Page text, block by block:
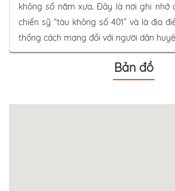
không số năm xưa. Đây là nơi ghi nhớ
chiến sỹ “tàu không số 401” và là địa
thống cách mạng đối với người dân
Bản đồ